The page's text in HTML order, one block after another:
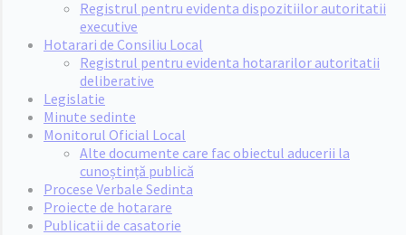
Registrul pentru evidenta dispozitiilor autoritatii
executive
Hotarari de Consiliu Local
Registrul pentru evidenta hotararilor autoritatii
deliberative
Legislatie
Minute sedinte
Monitorul Oficial Local
Alte documente care fac obiectul aducerii la
cunoștință publică
Procese Verbale Sedinta
Proiecte de hotarare
Publicatii de casatorie